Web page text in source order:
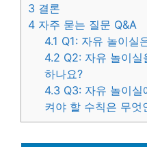
3 결론
4 자주 묻는 질문 Q&A
4.1 Q1: 자유 놀이실
4.2 Q2: 자유 놀이
하나요?
4.3 Q3: 자유 놀이실
켜야 할 수칙은 무엇